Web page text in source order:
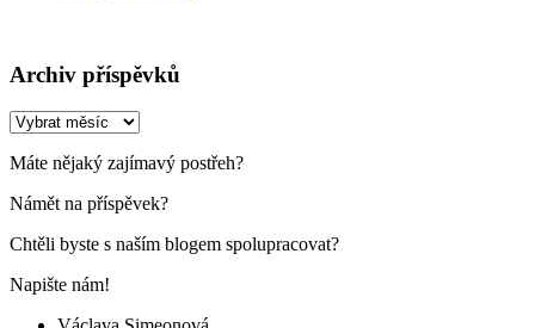
Archiv příspěvků
Archiv
Máte nějaký zajímavý postřeh?
Námět na příspěvek?
Chtěli byste s naším blogem spolupracovat?
Napište nám!